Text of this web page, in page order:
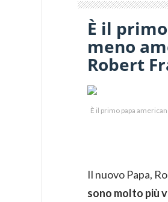
È il
meno
Robert
È il primo papa
Il nuovo Papa,
sono molto più